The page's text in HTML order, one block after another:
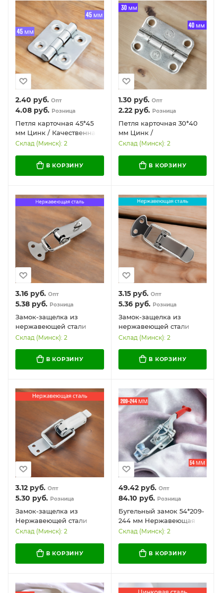
2.40 руб. Опт
4.08 руб. Розница
Петля карточная 45*45
мм Цинк / Качественная
и надежная
Склад (Минск): 2
В КОРЗИНУ
1.30 руб. Опт
2.22руб. Розница
Петля карточная 30*40
мм Цинк /
Универсальная и
Склад (Минск): 2
В КОРЗИНУ
3.16 руб. Опт
5.38 руб. Розница
Замок-защелка из
нержавеющей стали
76,9*26,3 мм /
надежный
Склад (Минск): 2
В КОРЗИНУ
3.15руб. Опт
5.36руб. Розница
Замок-защелка из
нержавеющей стали
74,8*26,1 мм / Надежный
Склад (Минск): 2
В КОРЗИНУ
3.12 руб. Опт
5.30 руб. Розница
Замок-защелка из
Нержавеющей стали
84*27,93 мм / Удобный и
Склад (Минск): 2
В КОРЗИНУ
49.42руб. Опт
84.10 руб. Розница
Бугельный замок 54*209-
244 мм Нержавеющая
сталь / Эффективный и
Склад (Минск): 2
В КОРЗИНУ